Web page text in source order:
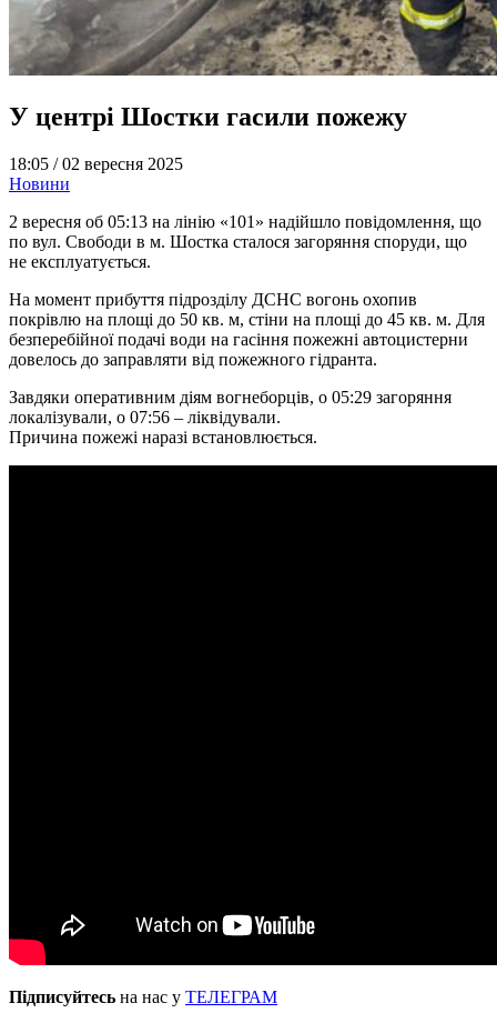
У центрі Шостки гасили пожежу
18:05 /02 вересня 2025
Новини
2 вересня об 05:13 на лінію «101» надійшло повідомлення, що
по вул. Свободи в м. Шостка сталося загоряння споруди, що
не експлуатується.
На момент прибуття підрозділу ДСНС вогонь охопив
покрівлю на площі до 50 кв. м, стіни на площі до 45 кв. м. Для
безперебійної подачі води на гасіння пожежні автоцистерни
довелось до заправляти від пожежного гідранта.
Завдяки оперативним діям вогнеборців, о 05:29 загоряння
локалізували, о 07:56 – ліквідували.
Причина пожежі наразі встановлюється.
Підписуйтесь на нас у ТЕЛЕГРАМ